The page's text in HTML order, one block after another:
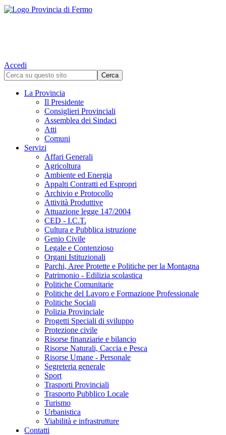
Accedi
La Provincia
Il Presidente
Consiglieri Provinciali
Assemblea dei Sindaci
Atti
Comuni
Servizi
Affari Generali
Agricoltura
Ambiente ed Energia
Appalti Contratti ed Espropri
Archivio e Protocollo
Attività Produttive
Attuazione legge 147/2004
CED - I.C.T.
Cultura e Pubblica istruzione
Genio Civile
Legale e Contenzioso
Organi Istituzionali
Parchi, Aree Protette e Politiche per la Montagna
Patrimonio - Edilizia scolastica
Politiche Comunitarie
Politiche del Lavoro e Formazione Professionale
Politiche Sociali
Polizia Provinciale
Progetti Speciali di sviluppo
Protezione civile
Risorse finanziarie e bilancio
Risorse Naturali, Caccia e Pesca
Risorse Umane - Personale
Segreteria generale
Sport
Trasporti Provinciali
Trasporto Pubblico Locale
Turismo
Urbanistica
Viabilità e infrastrutture
Contatti